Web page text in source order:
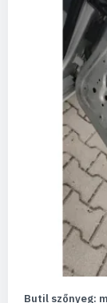
Butil szőnyeg: